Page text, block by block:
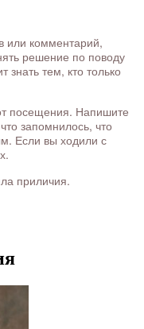
или комментарий,
решение по поводу
знать тем, кто только
посещения. Напишите
запомнилось, что
Если вы ходили с
приличия.